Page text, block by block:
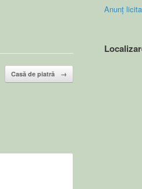
Casă de piatră →
Anunț